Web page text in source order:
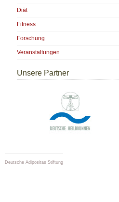
Diät
Fitness
Forschung
Veranstaltungen
Unsere Partner
Deutsche Adipositas Stiftung